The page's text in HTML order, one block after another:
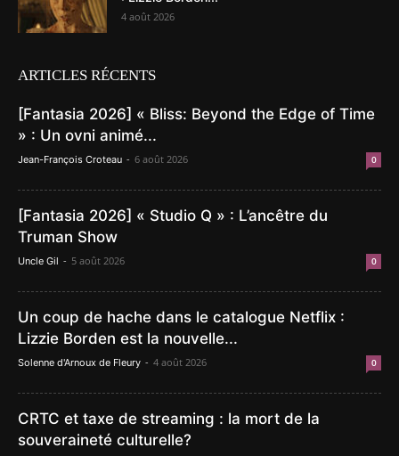
4 août 2026
ARTICLES RÉCENTS
[Fantasia 2026] « Bliss: Beyond the Edge of Time
» : Un ovni animé...
Jean-François Croteau - 6 août 2026 0
[Fantasia 2026] « Studio Q » : L’ancêtre du
Truman Show
Uncle Gil - 5 août 2026 0
Un coup de hache dans le catalogue Netflix :
Lizzie Borden est la nouvelle...
Solenne d'Arnoux de Fleury - 4 août 2026 0
CRTC et taxe de streaming : la mort de la
souveraineté culturelle?